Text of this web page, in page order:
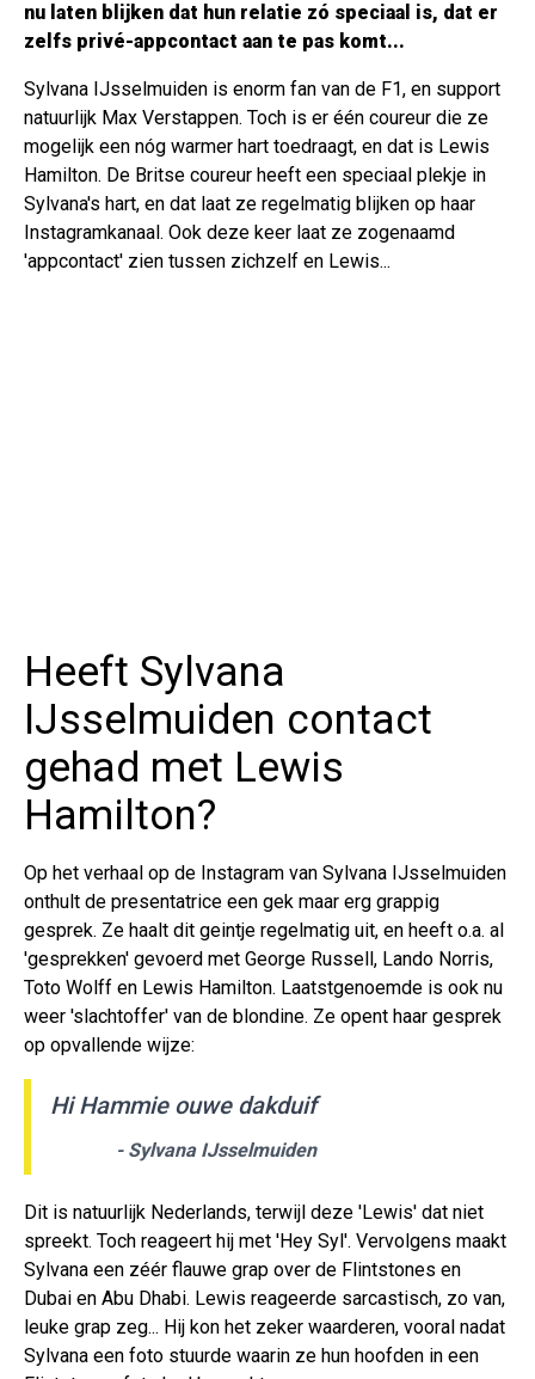
nu laten blijken dat hun relatie zó speciaal is, dat er
zelfs privé-appcontact aan te pas komt...
Sylvana IJsselmuiden is enorm fan van de F1, en support
natuurlijk Max Verstappen. Toch is er één coureur die ze
mogelijk een nóg warmer hart toedraagt, en dat is Lewis
Hamilton. De Britse coureur heeft een speciaal plekje in
Sylvana's hart, en dat laat ze regelmatig blijken op haar
Instagramkanaal. Ook deze keer laat ze zogenaamd
'appcontact' zien tussen zichzelf en Lewis...
Heeft Sylvana
IJsselmuiden contact
gehad met Lewis
Hamilton?
Op het verhaal op de Instagram van Sylvana IJsselmuiden
onthult de presentatrice een gek maar erg grappig
gesprek. Ze haalt dit geintje regelmatig uit, en heeft o.a. al
'gesprekken' gevoerd met George Russell, Lando Norris,
Toto Wolff en Lewis Hamilton. Laatstgenoemde is ook nu
weer 'slachtoffer' van de blondine. Ze opent haar gesprek
op opvallende wijze:
Hi Hammie ouwe dakduif
- Sylvana IJsselmuiden
Dit is natuurlijk Nederlands, terwijl deze 'Lewis' dat niet
spreekt. Toch reageert hij met 'Hey Syl'. Vervolgens maakt
Sylvana een zéér flauwe grap over de Flintstones en
Dubai en Abu Dhabi. Lewis reageerde sarcastisch, zo van,
leuke grap zeg... Hij kon het zeker waarderen, vooral nadat
Sylvana een foto stuurde waarin ze hun hoofden in een